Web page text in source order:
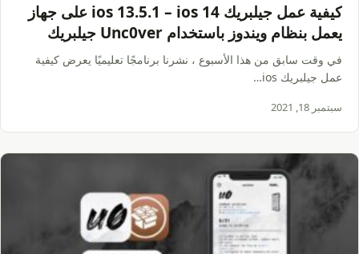
كيفية عمل جيلبريك ios 13.5.1 – ios 14 على جهاز
يعمل بنظام ويندوز باستخدام Unc0ver جيلبريك
[فيديو-صور]
في وقت سابق من هذا الأسبوع ، نشرنا برنامجًا تعليميًا يعرض كيفية
عمل جيلبريك ios…
سبتمبر 18, 2021